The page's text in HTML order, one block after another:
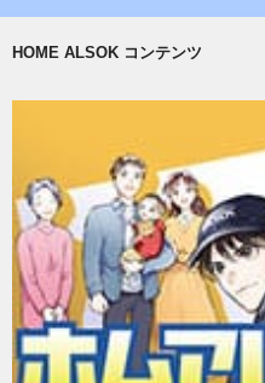
HOME ALSOK コンテンツ